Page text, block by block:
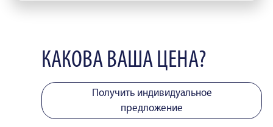
КАКОВА ВАША ЦЕНА?
Получить индивидуальное
предложение